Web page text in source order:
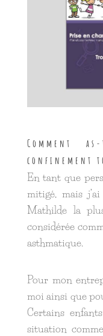
Comment
confinement
En tant que
mitigé, mais
Mathilde la
considérée
asthmatique.
Pour mon
moi ainsi que
Certains
situation